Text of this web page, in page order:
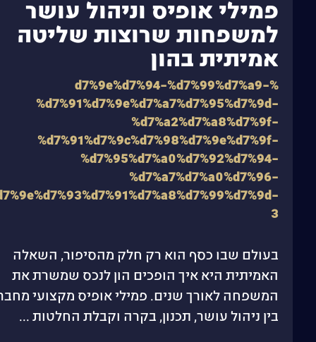
פמילי אופיס וניהול עושר
למשפחות שרוצות שליטה
אמיתית בהון
%d7%9e%d7%94-%d7%99%d7%a9-
%d7%91%d7%9e%d7%a7%d7%95%d7%9d-
%d7%a2%d7%a8%d7%9f-
%d7%91%d7%9c%d7%98%d7%9e%d7%9f-
%d7%95%d7%a0%d7%92%d7%94-
%d7%a7%d7%a0%d7%96-
3
בעולם שבו כסף הוא רק חלק מהסיפור, השאלה
האמיתית היא איך הופכים הון לנכס שמשרת את
המשפחה לאורך שנים. פמילי אופיס מקצועי
בין ניהול עושר, תכנון, בקרה וקבלת החלטות